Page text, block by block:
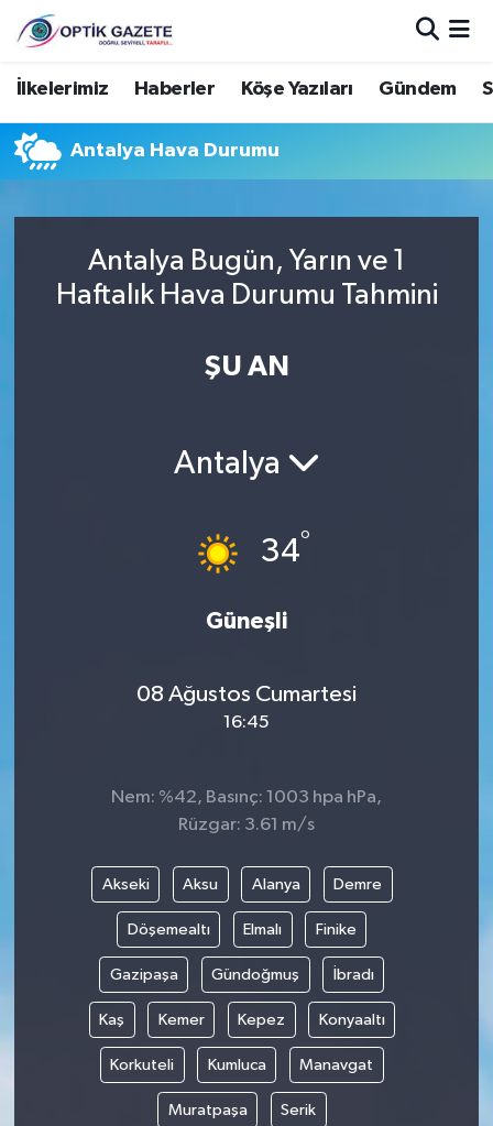
İlkelerimiz Haberler Köşe Yazıları Gündem
Antalya Hava Durumu
Antalya Bugün, Yarın ve 1
Haftalık Hava Durumu Tahmini
ŞU AN
Antalya
34°
Güneşli
08 Ağustos Cumartesi
16:45
Nem: %42, Basınç: 1003 hpa hPa,
Rüzgar: 3.61 m/s
Akseki Aksu Alanya Demre
Döşemealtı Elmalı Finike
Gazipaşa Gündoğmuş İbradı
Kaş Kemer Kepez Konyaaltı
Korkuteli Kumluca Manavgat
Muratpaşa Serik
Nöbetçi Eczaneler
Hava Durumu
Trafik Durumu
Süper Lig Puan Durumu ve Fikstür